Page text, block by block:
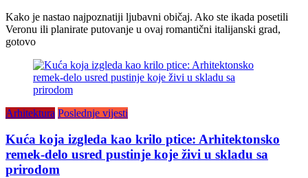
Kako je nastao najpoznatiji ljubavni običaj. Ako ste ikada posetili
Veronu ili planirate putovanje u ovaj romantični italijanski grad,
gotovo
Arhitektura Poslednje vijesti
Kuća koja izgleda kao krilo ptice: Arhitektonsko
remek-delo usred pustinje koje živi u skladu sa
prirodom